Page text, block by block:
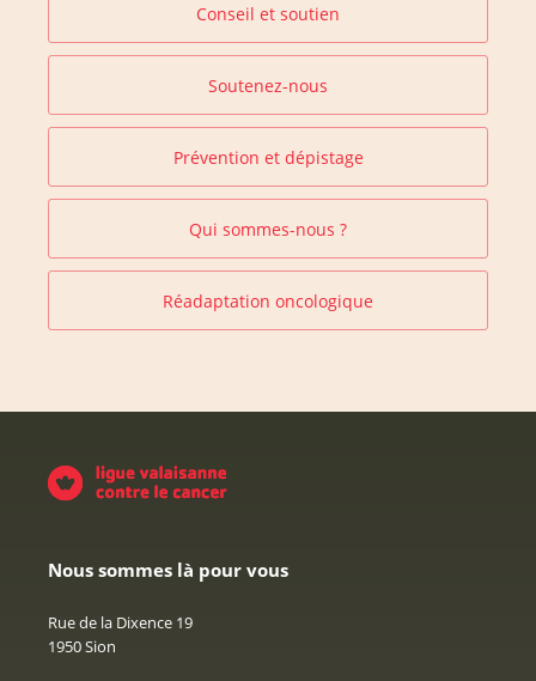
Conseil et soutien
Soutenez-nous
Prévention et dépistage
Qui sommes-nous ?
Réadaptation oncologique
Nous sommes là pour vous
Rue de la Dixence 19
1950 Sion